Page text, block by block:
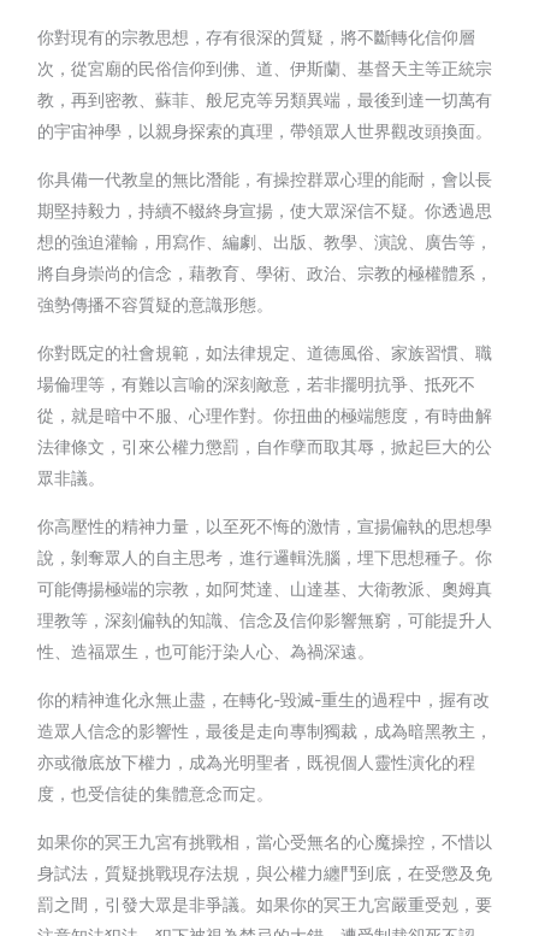
你對現有的宗教思想，存有很深的質疑，將不斷轉化信仰層
次，從宮廟的民俗信仰到佛、道、伊斯蘭、基督天主等正統宗
教，再到密教、蘇菲、般尼克等另類異端，最後到達一切萬有
的宇宙神學，以親身探索的真理，帶領眾人世界觀改頭換面。
你具備一代教皇的無比潛能，有操控群眾心理的能耐，會以長
期堅持毅力，持續不輟終身宣揚，使大眾深信不疑。你透過思
想的強迫灌輸，用寫作、編劇、出版、教學、演說、廣告等，
將自身崇尚的信念，藉教育、學術、政治、宗教的極權體系，
強勢傳播不容質疑的意識形態。
你對既定的社會規範，如法律規定、道德風俗、家族習慣、職
場倫理等，有難以言喻的深刻敵意，若非擺明抗爭、抵死不
從，就是暗中不服、心理作對。你扭曲的極端態度，有時曲解
法律條文，引來公權力懲罰，自作孽而取其辱，掀起巨大的公
眾非議。
你高壓性的精神力量，以至死不悔的激情，宣揚偏執的思想學
說，剝奪眾人的自主思考，進行邏輯洗腦，埋下思想種子。你
可能傳揚極端的宗教，如阿梵達、山達基、大衛教派、奧姆真
理教等，深刻偏執的知識、信念及信仰影響無窮，可能提升人
性、造福眾生，也可能汙染人心、為禍深遠。
你的精神進化永無止盡，在轉化-毀滅-重生的過程中，握有改
造眾人信念的影響性，最後是走向專制獨裁，成為暗黑教主，
亦或徹底放下權力，成為光明聖者，既視個人靈性演化的程
度，也受信徒的集體意念而定。
如果你的冥王九宮有挑戰相，當心受無名的心魔操控，不惜以
身試法，質疑挑戰現存法規，與公權力纏鬥到底，在受懲及免
罰之間，引發大眾是非爭議。如果你的冥王九宮嚴重受剋，要